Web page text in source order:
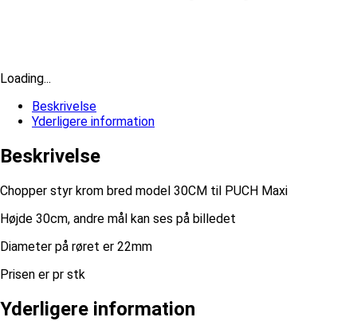
Maxi
Loading...
Beskrivelse
Yderligere information
Beskrivelse
Chopper styr krom bred model 30CM til PUCH Maxi
Højde 30cm, andre mål kan ses på billedet
Diameter på røret er 22mm
Prisen er pr stk
Yderligere information